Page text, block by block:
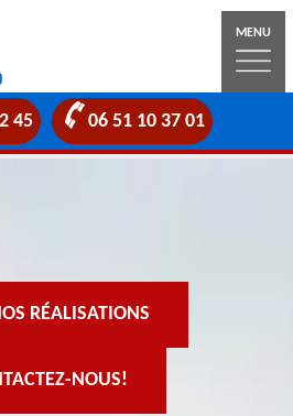
MENU
45 06 51 10 37 01
RÉALISATIONS
NOUS!